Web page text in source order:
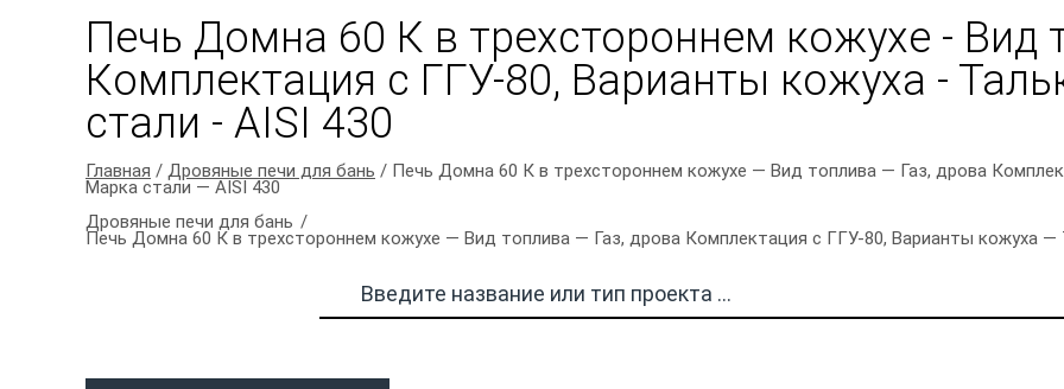
Печь Домна 60 К в трехстороннем кожухе - Вид
Комплектация с ГГУ-80, Варианты кожуха -
стали - AISI 430
Главная / Дровяные печи для бань / Печь Домна 60 К в трехстороннем кожухе — Вид топлива — Газ, дрова
Марка стали — AISI 430
Дровяные печи для бань
Печь Домна 60 К в трехстороннем кожухе — Вид топлива — Газ, дрова Комплектация с ГГУ-80, Варианты кожуха —